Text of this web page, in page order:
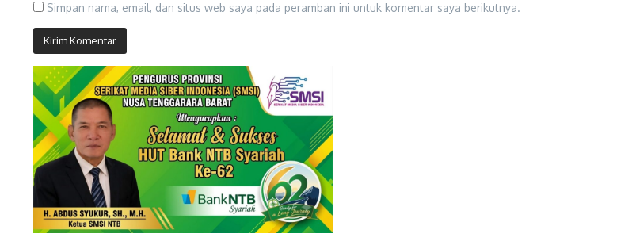
Simpan nama, email, dan situs web saya pada peramban ini untuk komentar saya berikutnya.